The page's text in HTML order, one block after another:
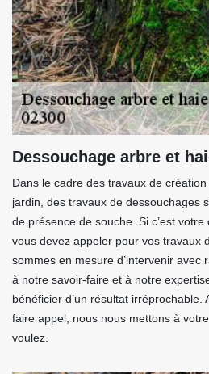
Dessouchage arbre et
Dans le cadre des travaux de
jardin, des travaux de dessouchages
de présence de souche. Si c’est votre
vous devez appeler pour vos travaux
sommes en mesure d’intervenir avec
à notre savoir-faire et à notre
bénéficier d’un résultat irréprochable.
faire appel, nous nous mettons à
voulez.